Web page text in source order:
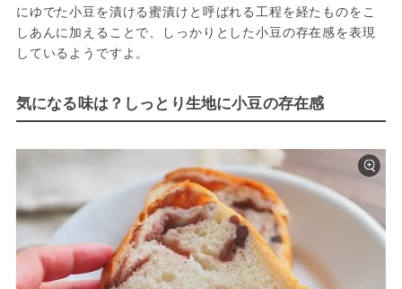
にゆでた小豆を漬ける蜜漬けと呼ばれる工程を経たものをこ
しあんに加えることで、しっかりとした小豆の存在感を表現
しているようですよ。
気になる味は？しっとり生地に小豆の存在感